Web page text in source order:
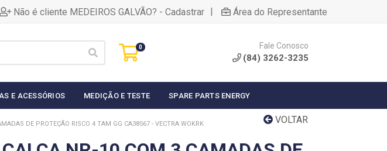
Não é cliente MEDEIROS GALVÃO? - Cadastrar | Área do Representante
0 Fale Conosco
(84) 3262-3235
E ACESSÓRIOS MEDIÇÃO E TESTE SPARE PARTS ENERGY
VOLTAR
DE PROTEÇÃO RISCO 4 TAM GG CA38567 - VECTRA WOKRK